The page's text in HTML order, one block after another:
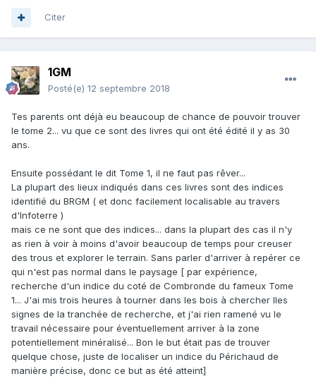
Citer
1GM
Posté(e) 12 septembre 2018
Tes parents ont déjà eu beaucoup de chance de pouvoir trouver
le tome 2... vu que ce sont des livres qui ont été édité il y as 30
ans.
Ensuite possédant le dit Tome 1, il ne faut pas rêver...
La plupart des lieux indiqués dans ces livres sont des indices
identifié du BRGM ( et donc facilement localisable au travers
d'Infoterre )
mais ce ne sont que des indices... dans la plupart des cas il n'y
as rien à voir à moins d'avoir beaucoup de temps pour creuser
des trous et explorer le terrain. Sans parler d'arriver à repérer ce
qui n'est pas normal dans le paysage [ par expérience,
recherche d'un indice du coté de Combronde du fameux Tome
1... J'ai mis trois heures à tourner dans les bois à chercher lles
signes de la tranchée de recherche, et j'ai rien ramené vu le
travail nécessaire pour éventuellement arriver à la zone
potentiellement minéralisé... Bon le but était pas de trouver
quelque chose, juste de localiser un indice du Périchaud de
manière précise, donc ce but as été atteint]